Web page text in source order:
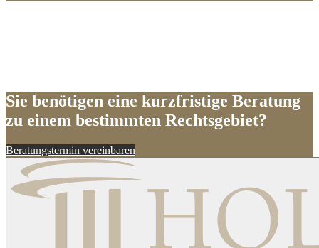
Sie benötigen eine kurzfristige Beratung
zu einem bestimmten Rechtsgebiet?
Beratungstermin vereinbaren